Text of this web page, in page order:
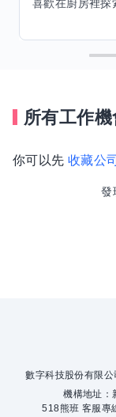
所有工作機
你可以先 收藏公司
發
數字科技股份有限公
機構地址：
518熊班 客服專